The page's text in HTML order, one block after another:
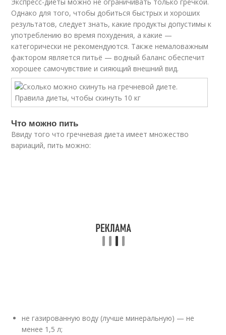
Однако для того, чтобы добиться быстрых и хороших
результатов, следует знать, какие продукты допустимы к
употреблению во время похудения, а какие —
категорически не рекомендуются. Также немаловажным
фактором является питьё — водный баланс обеспечит
хорошее самочувствие и сияющий внешний вид.
Что можно пить
Ввиду того что гречневая диета имеет множество
вариаций, пить можно:
не газированную воду (лучше минеральную) — не
менее 1,5 л;